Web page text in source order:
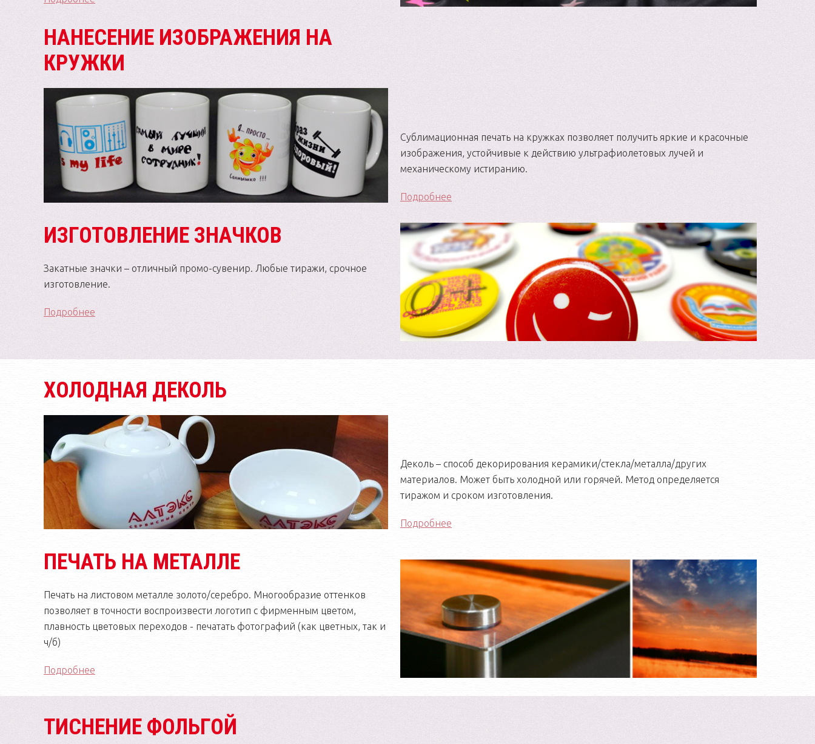
НАНЕСЕНИЕ ИЗОБРАЖЕНИЯ НА
КРУЖКИ
Сублимационная печать на кружках позволяет получить яркие и красочные
изображения, устойчивые к действию ультрафиолетовых лучей и
механическому истиранию.
Подробнее
ИЗГОТОВЛЕНИЕ ЗНАЧКОВ
Закатные значки – отличный промо-сувенир. Любые тиражи, срочное
изготовление.
Подробнее
ХОЛОДНАЯ ДЕКОЛЬ
Деколь – способ декорирования керамики/стекла/металла/других
материалов. Может быть холодной или горячей. Метод определяется
тиражом и сроком изготовления.
Подробнее
ПЕЧАТЬ НА МЕТАЛЛЕ
Печать на листовом металле золото/серебро. Многообразие оттенков
позволяет в точности воспроизвести логотип с фирменным цветом,
плавность цветовых переходов - печатать фотографий (как цветных, так и
ч/б)
Подробнее
ТИСНЕНИЕ ФОЛЬГОЙ